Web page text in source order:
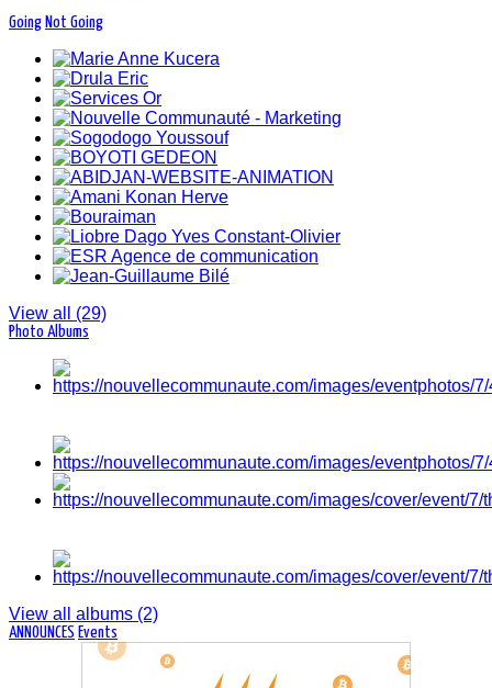
07 Aug-
Abidjan, Côte d'Ivoire
Going Not Going
View all (29)
Photo Albums
View all albums (2)
ANNOUNCES Events